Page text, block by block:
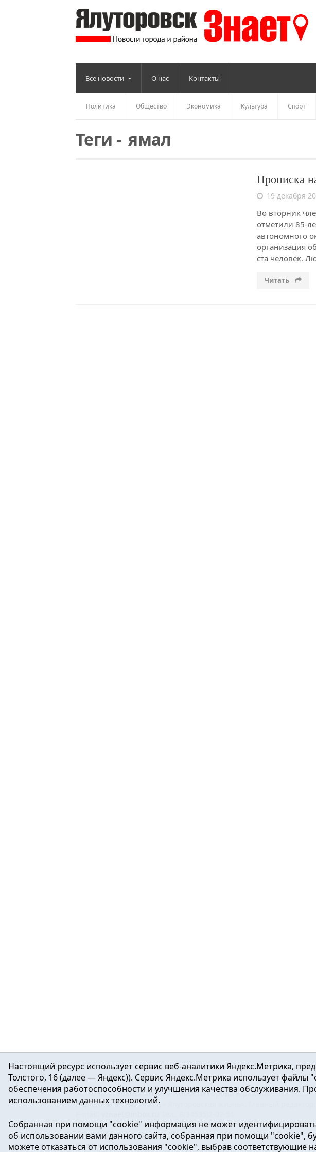
Все новости О нас Контакты
Политика Общество Экономика Культура Спорт
Теги -ямал
Прописка
19 декабря
Во вторник
отметили 85-
автономного
организация
ста человек.
Читать
16+ ©Ялуторовск знает / Новости города и района2016-2023
Учредитель: АНО «ИИЦ « Ялуторовская жизнь». Главный
Регистрационный номер ЭЛ № ФС 77-64937 от 24.02.2016г. выдан
массовых коммуникаций.
Политика оператора
Настоящий ресурс использует сервис веб-аналитики Яндекс.Метрика,
Толстого, 16 (далее — Яндекс)). Сервис Яндекс.Метрика использует
обеспечения работоспособности и улучшения качества обслуживания.
использованием данных технологий.
Собранная при помощи "cookie" информация не может
об использовании вами данного сайта, собранная при помощи "cookie",
можете отказаться от использования "cookie", выбрав соответствующие